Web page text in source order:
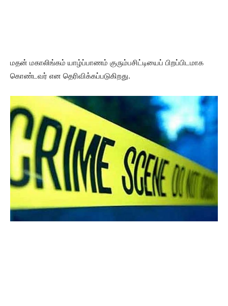
மதன் மகாலிங்கம் யாழ்ப்பாணம் குரும்பசிட்டியைப் பிறப்பிடமாக
கொண்டவர் என தெரிவிக்கப்படுகிறது.